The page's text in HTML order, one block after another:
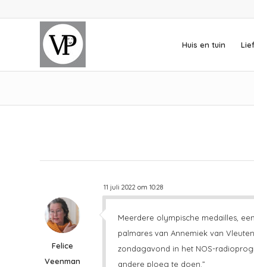
Huis en tuin
11 juli 2022 om 10:28
Felice
Veenman
Meerdere olympische medailles,
palmares van Annemiek van
zondagavond in het NOS-
andere ploeg te doen.”